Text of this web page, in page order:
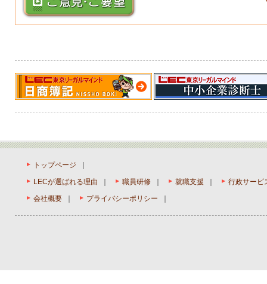
トップページ
｜
LECが選ばれる理由
｜ 職員研修 ｜ 就職支援 ｜
行政サービ
会社概要
｜ プライバシーポリシー ｜